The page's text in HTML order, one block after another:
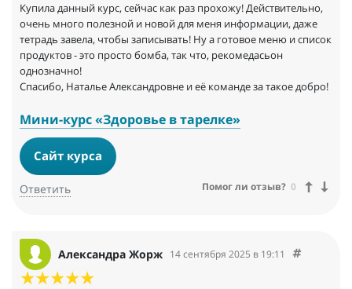
Купила данный курс, сейчас как раз прохожу! Действительно,
очень много полезной и новой для меня информации, даже
тетрадь завела, чтобы записывать! Ну а готовое меню и список
продуктов - это просто бомба, так что, рекомедасьон
однозначно!
Спасибо, Наталье Александровне и её команде за такое добро!
Мини-курс «Здоровье в тарелке»
Сайт курса
Ответить Помог ли отзыв? 0
Александра Жорж 14 сентября 2025 в 19:11